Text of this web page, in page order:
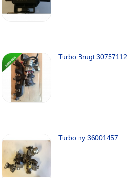
Turbo Brugt 30757112
Turbo ny 36001457